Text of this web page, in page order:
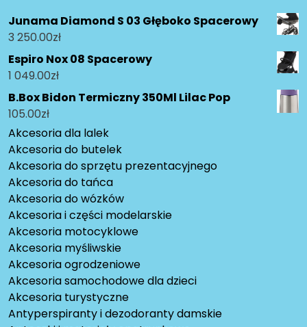
Junama Diamond S 03 Głęboko Spacerowy
3 250.00zł
Espiro Nox 08 Spacerowy
1 049.00zł
B.Box Bidon Termiczny 350Ml Lilac Pop
105.00zł
Akcesoria dla lalek
Akcesoria do butelek
Akcesoria do sprzętu prezentacyjnego
Akcesoria do tańca
Akcesoria do wózków
Akcesoria i części modelarskie
Akcesoria motocyklowe
Akcesoria myśliwskie
Akcesoria ogrodzeniowe
Akcesoria samochodowe dla dzieci
Akcesoria turystyczne
Antyperspiranty i dezodoranty damskie